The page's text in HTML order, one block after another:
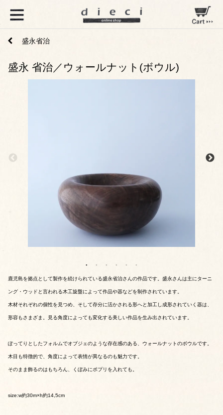
盛永省治
盛永 省治／ウォールナット(ボウル)
鹿児島を拠点として製作を続けられている盛永省治さんの作品です。盛永さんは主にターニ
ング・ウッドと言われる木工旋盤によって作品や器などを制作されています。
木材それぞれの個性を見つめ、そして存分に活かされる形へと加工し成形されていく器は、
形容もさまざま。見る角度によっても変化する美しい作品を生み出されています。
ぽってりとしたフォルムでオブジェのような存在感のある、ウォールナットのボウルです。
木目も特徴的で、角度によって表情が異なるのも魅力です。
そのまま飾るのはもちろん、くぼみにポプリを入れても。
size:w約30m×h約14,5cm